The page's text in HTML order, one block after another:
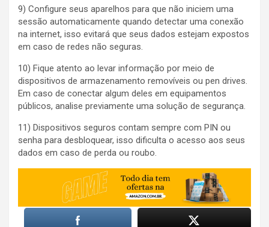
9) Configure seus aparelhos para que não iniciem uma
sessão automaticamente quando detectar uma conexão
na internet, isso evitará que seus dados estejam expostos
em caso de redes não seguras.
10) Fique atento ao levar informação por meio de
dispositivos de armazenamento removíveis ou pen drives.
Em caso de conectar algum deles em equipamentos
públicos, analise previamente uma solução de segurança.
11) Dispositivos seguros contam sempre com PIN ou
senha para desbloquear, isso dificulta o acesso aos seus
dados em caso de perda ou roubo.